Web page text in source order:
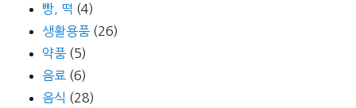
빵, 떡 (4)
생활용품 (26)
약품 (5)
음료 (6)
음식 (28)